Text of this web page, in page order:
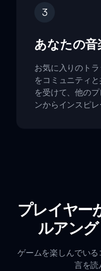
3
あなたの音
お気に入りのト
をコミュニティ
を受けて、他の
ンからインスピ
プレイヤー
ルアン
ゲームを楽しんでい
言を読